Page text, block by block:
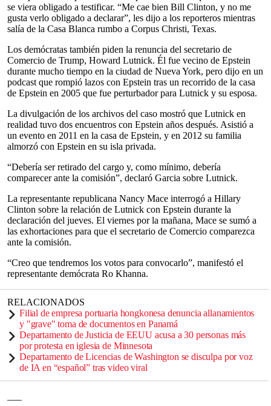
se viera obligado a testificar. “Me cae bien Bill Clinton, y no me
gusta verlo obligado a declarar”, les dijo a los reporteros mientras
salía de la Casa Blanca rumbo a Corpus Christi, Texas.
Los demócratas también piden la renuncia del secretario de
Comercio de Trump, Howard Lutnick. Él fue vecino de Epstein
durante mucho tiempo en la ciudad de Nueva York, pero dijo en un
podcast que rompió lazos con Epstein tras un recorrido de la casa
de Epstein en 2005 que fue perturbador para Lutnick y su esposa.
La divulgación de los archivos del caso mostró que Lutnick en
realidad tuvo dos encuentros con Epstein años después. Asistió a
un evento en 2011 en la casa de Epstein, y en 2012 su familia
almorzó con Epstein en su isla privada.
“Debería ser retirado del cargo y, como mínimo, debería
comparecer ante la comisión”, declaró Garcia sobre Lutnick.
La representante republicana Nancy Mace interrogó a Hillary
Clinton sobre la relación de Lutnick con Epstein durante la
declaración del jueves. El viernes por la mañana, Mace se sumó a
las exhortaciones para que el secretario de Comercio comparezca
ante la comisión.
“Creo que tendremos los votos para convocarlo”, manifestó el
representante demócrata Ro Khanna.
RELACIONADOS
Filial de empresa portuaria hongkonesa denuncia allanamientos
y "grave" toma de documentos en Panamá
Departamento de Justicia de EEUU acusa a 30 personas más
por protesta en iglesia de Minnesota
Departamento de Licencias de Washington se disculpa por voz
de IA en “español” tras video viral